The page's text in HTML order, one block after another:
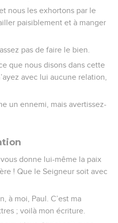
nous les exhortons par le
paisiblement et à manger
pas de faire le bien.
que nous disons dans cette
avec lui aucune relation,
un ennemi, mais avertissez-
donne lui-même la paix
! Que le Seigneur soit avec
à moi, Paul. C’est ma
; voilà mon écriture.